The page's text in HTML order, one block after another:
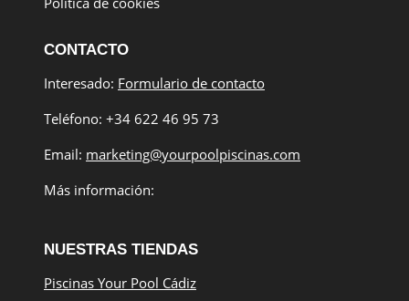
CONTACTO
Interesado: Formulario de contacto
Teléfono: +34 622 46 95 73
Email: marketing@yourpoolpiscinas.com
Más información:
NUESTRAS TIENDAS
Piscinas Your Pool Cádiz